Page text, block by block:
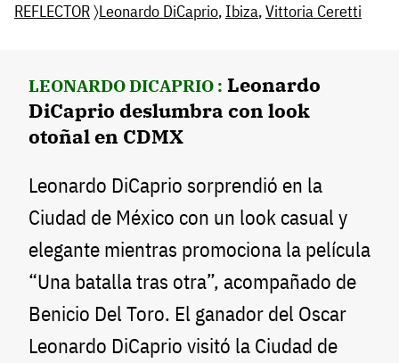
REFLECTOR〉Leonardo DiCaprio, Ibiza,Vittoria Ceretti
LEONARDO DICAPRIO : Leonardo
DiCaprio deslumbra con look
otoñal en CDMX
Leonardo DiCaprio sorprendió en la
Ciudad de México con un look casual y
elegante mientras promociona la película
“Una batalla tras otra”, acompañado de
Benicio Del Toro. El ganador del Oscar
Leonardo DiCaprio visitó la Ciudad de